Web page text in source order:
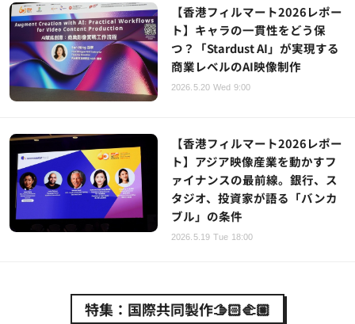
【香港フィルマート2026レポー
ト】キャラの一貫性をどう保
つ？「Stardust AI」が実現する
商業レベルのAI映像制作
2026.5.20 Wed 9:00
【香港フィルマート2026レポー
ト】アジア映像産業を動かすフ
ァイナンスの最前線。銀行、ス
タジオ、投資家が語る「バンカ
ブル」の条件
2026.5.19 Tue 18:00
特集：国際共同製作🫱🏻‍🫲🏼